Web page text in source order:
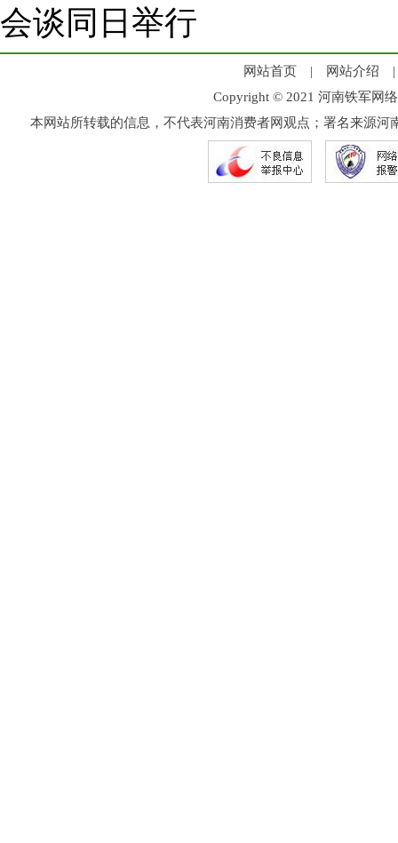
会谈同日举行
网站首页 | 网站介绍
Copyright © 2021 河南铁军网
本网站所转载的信息，不代表河南消费者网观点；署名来源